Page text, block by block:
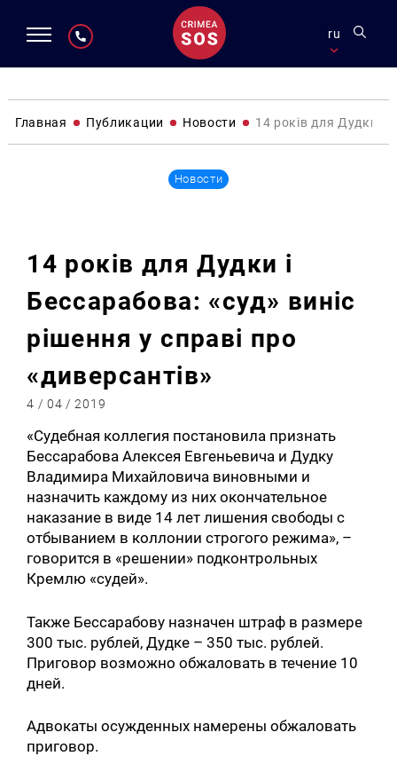
ru
Главная Публикации Новости 14 років для Дудки і
Новости
14 років для Дудки і
Бессарабова: «суд» виніс
рішення у справі про
«диверсантів»
4 / 04 / 2019
«Судебная коллегия постановила признать
Бессарабова Алексея Евгеньевича и Дудку
Владимира Михайловича виновными и
назначить каждому из них окончательное
наказание в виде 14 лет лишения свободы с
отбыванием в коллонии строгого режима», –
говорится в «решении» подконтрольных
Кремлю «судей».
Также Бессарабову назначен штраф в размере
300 тыс. рублей, Дудке – 350 тыс. рублей.
Приговор возможно обжаловать в течение 10
дней.
Адвокаты осужденных намерены обжаловать
приговор.